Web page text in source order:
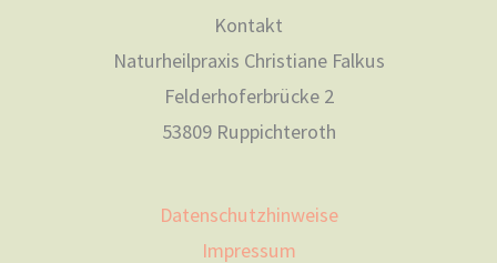
Kontakt
Naturheilpraxis Christiane Falkus
Felderhoferbrücke 2
53809 Ruppichteroth
Datenschutzhinweise
Impressum